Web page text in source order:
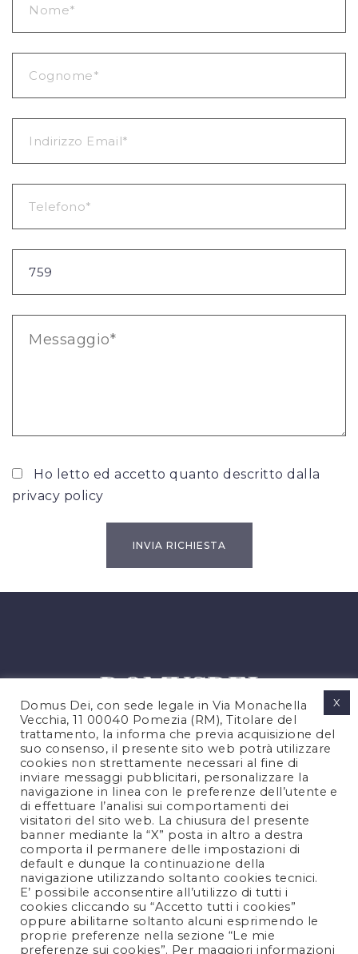
Ho letto ed accetto quanto descritto dalla
privacy policy
PRIVACY POLICY
COOKIES POLICY
NOTE LEGALI
CONTATTACI
FOLLOW US
Domus Dei, con sede legale in Via Monachella
Vecchia, 11 00040 Pomezia (RM), Titolare del
trattamento, la informa che previa acquisizione del
suo consenso, il presente sito web potrà utilizzare
cookies non strettamente necessari al fine di
inviare messaggi pubblicitari, personalizzare la
navigazione in linea con le preferenze dell’utente e
di effettuare l’analisi sui comportamenti dei
visitatori del sito web. La chiusura del presente
banner mediante la “X” posta in altro a destra
comporta il permanere delle impostazioni di
default e dunque la continuazione della
navigazione utilizzando soltanto cookies tecnici.
E’ possibile acconsentire all’utilizzo di tutti i
cookies cliccando su “Accetto tutti i cookies”
oppure abilitarne soltanto alcuni esprimendo le
proprie preferenze nella sezione “Le mie
preferenze sui cookies”. Per maggiori informazioni
X